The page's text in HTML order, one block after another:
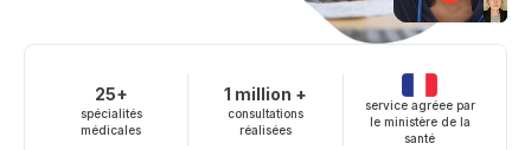
25+
spécialités
médicales
1 million +
consultations
réalisées
service agréee par
le ministère de la
santé